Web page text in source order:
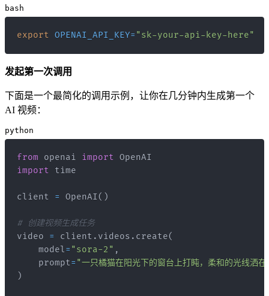
bash
export OPENAI_API_KEY= "sk-your-api-key-here"
发起第一次调用
下面是一个最简化的调用示例，让你在几分钟内生成第一个
AI 视频：
python
from openai import
import
client = OpenAI( )
# 创建视频生成任务
video = client . videos . create(
    model
= "sora-2" ,
    prompt
= "一只橘猫在阳光下的窗台上打盹，柔和的光线洒
)